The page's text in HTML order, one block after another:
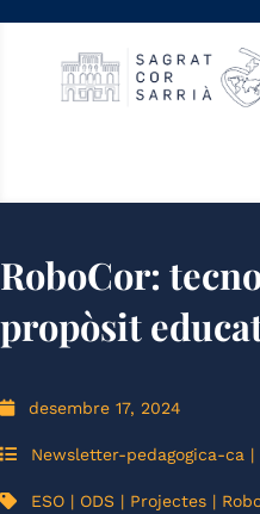
RoboCor:
propòsit
desembre 17, 2024
Newsletter-pedagogica-ca |
ESO | ODS | Projectes |